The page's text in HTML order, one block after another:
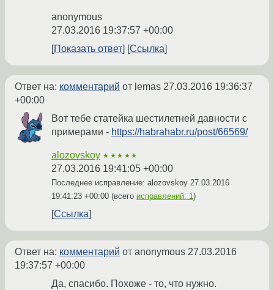
anonymous
27.03.2016 19:37:57 +00:00
Показать ответ
Ссылка
Ответ на: комментарий от lemas 27.03.2016 19:36:37
+00:00
Вот тебе статейка шестилетней давности с
примерами - https://habrahabr.ru/post/66569/
alozovskoy ★★★★★
27.03.2016 19:41:05 +00:00
Последнее исправление: alozovskoy 27.03.2016
19:41:23 +00:00 (всего исправлений: 1)
Ссылка
Ответ на: комментарий от anonymous 27.03.2016
19:37:57 +00:00
Да, спасибо. Похоже - то, что нужно.